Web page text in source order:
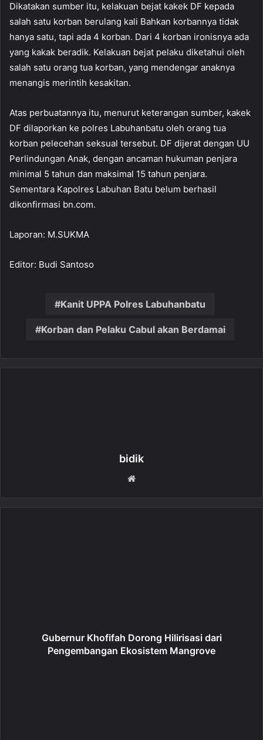
Dikatakan sumber itu, kelakuan bejat kakek DF kepada
salah satu korban berulang kali Bahkan korbannya tidak
hanya satu, tapi ada 4 korban. Dari 4 korban ironisnya ada
yang kakak beradik. Kelakuan bejat pelaku diketahui oleh
salah satu orang tua korban, yang mendengar anaknya
menangis merintih kesakitan.
Atas perbuatannya itu, menurut keterangan sumber, kakek
DF dilaporkan ke polres Labuhanbatu oleh orang tua
korban pelecehan seksual tersebut. DF dijerat dengan UU
Perlindungan Anak, dengan ancaman hukuman penjara
minimal 5 tahun dan maksimal 15 tahun penjara.
Sementara Kapolres Labuhan Batu belum berhasil
dikonfirmasi bn.com.
Laporan: M.SUKMA
Editor: Budi Santoso
Kanit UPPA Polres Labuhanbatu
Korban dan Pelaku Cabul akan Berdamai
bidik
Gubernur Khofifah Dorong Hilirisasi dari
Pengembangan Ekosistem Mangrove